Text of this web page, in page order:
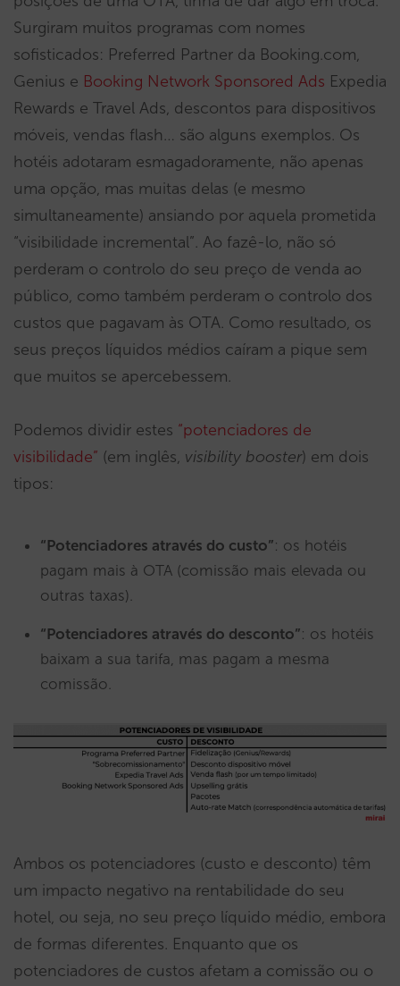
Surgiram muitos programas com nomes
sofisticados: Preferred Partner da Booking.com,
Genius e Booking Network Sponsored Ads Expedia
Rewards e Travel Ads, descontos para dispositivos
móveis, vendas flash… são alguns exemplos. Os
hotéis adotaram esmagadoramente, não apenas
uma opção, mas muitas delas (e mesmo
simultaneamente) ansiando por aquela prometida
“visibilidade incremental”. Ao fazê-lo, não só
perderam o controlo do seu preço de venda ao
público, como também perderam o controlo dos
custos que pagavam às OTA. Como resultado, os
seus preços líquidos médios caíram a pique sem
que muitos se apercebessem.
Podemos dividir estes “potenciadores de
visibilidade” (em inglês, visibility booster) em dois
tipos:
“Potenciadores através do custo”: os hotéis
pagam mais à OTA (comissão mais elevada ou
outras taxas).
“Potenciadores através do desconto”: os hotéis
baixam a sua tarifa, mas pagam a mesma
comissão.
Ambos os potenciadores (custo e desconto) têm
um impacto negativo na rentabilidade do seu
hotel, ou seja, no seu preço líquido médio, embora
de formas diferentes. Enquanto que os
potenciadores de custos afetam a comissão ou o